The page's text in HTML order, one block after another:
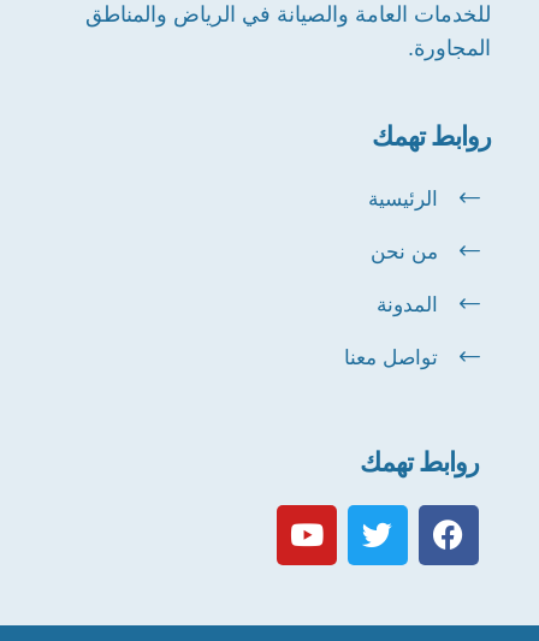
للخدمات العامة والصيانة في الرياض والمناطق
المجاورة.
روابط تهمك
الرئيسية
من نحن
المدونة
تواصل معنا
روابط تهمك